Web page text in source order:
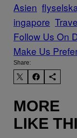
Asien
ingapore
Follow Us On
Make Us
Share:
MORE
LIKE